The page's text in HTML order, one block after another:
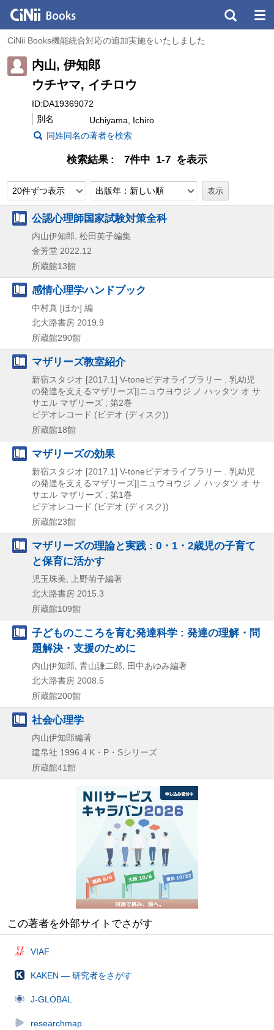
CiNii Books機能統合対応の追加実施をいたしました
内山, 伊知郎
ウチヤマ, イチロウ
ID:DA19369072
別名
Uchiyama, Ichiro
同姓同名の著者を検索
検索結果 7件中 1-7 を表示
20件ずつ表示 出版年：新しい順
公認心理師国家試験対策全科
内山伊知郎, 松田英子編集
金芳堂 2022.12
所蔵館13館
感情心理学ハンドブック
中村真 [ほか] 編
北大路書房 2019.9
所蔵館290館
マザリーズ教室紹介
新宿スタジオ [2017.1] V-toneビデオライブラリー . 乳幼児
の発達を支えるマザリーズ||ニュウヨウジ ノ ハッタツ オ サ
サエル マザリーズ ; 第2巻
ビデオレコード (ビデオ (ディスク))
所蔵館18館
マザリーズの効果
新宿スタジオ [2017.1] V-toneビデオライブラリー . 乳幼児
の発達を支えるマザリーズ||ニュウヨウジ ノ ハッタツ オ サ
サエル マザリーズ ; 第1巻
ビデオレコード (ビデオ (ディスク))
所蔵館23館
マザリーズの理論と実践 : 0・1・2歳児の子育て
と保育に活かす
児玉珠美, 上野萌子編著
北大路書房 2015.3
所蔵館109館
子どものこころを育む発達科学 : 発達の理解・問
題解決・支援のために
内山伊知郎, 青山謙二郎, 田中あゆみ編著
北大路書房 2008.5
所蔵館200館
社会心理学
内山伊知郎編著
建帛社 1996.4 K・P・Sシリーズ
所蔵館41館
この著者を外部サイトでさがす
VIAF
KAKEN — 研究者をさがす
J-GLOBAL
researchmap